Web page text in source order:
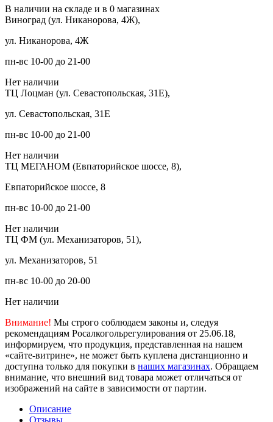
В наличии на складе и в 0 магазинах
Виноград (ул. Никанорова, 4Ж),
ул. Никанорова, 4Ж
пн-вс 10-00 до 21-00
Нет наличии
ТЦ Лоцман (ул. Севастопольская, 31Е),
ул. Севастопольская, 31Е
пн-вс 10-00 до 21-00
Нет наличии
ТЦ МЕГАНОМ (Евпаторийское шоссе, 8),
Евпаторийское шоссе, 8
пн-вс 10-00 до 21-00
Нет наличии
ТЦ ФМ (ул. Механизаторов, 51),
ул. Механизаторов, 51
пн-вс 10-00 до 20-00
Нет наличии
Внимание! Мы строго соблюдаем законы и, следуя
рекомендациям Росалкогольрегулирования от 25.06.18,
информируем, что продукция, представленная на нашем
«сайте-витрине», не может быть куплена дистанционно и
доступна только для покупки в наших магазинах. Обращаем
внимание, что внешний вид товара может отличаться от
изображений на сайте в зависимости от партии.
Описание